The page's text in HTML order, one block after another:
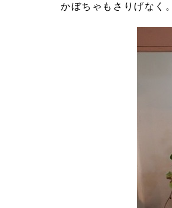
かぼちゃもさりげなく。